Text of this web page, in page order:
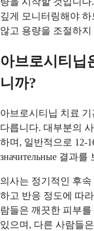
깊게 모니터링해야
않고 용량을 조절하지
아브로시티닙
니까?
아브로시티닙 치료
다릅니다. 대부분의
하며, 일반적으로 12-
значительные 결과를
의사는 정기적인 후
하고 반응 정도에 따
람들은 깨끗한 피부
있으며, 다른 사람들